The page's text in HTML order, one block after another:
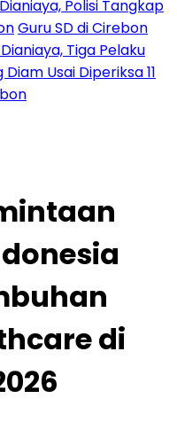
Polisi Tangkap
Guru SD di Cirebon
Tiga Pelaku
Usai Diperiksa 11
di